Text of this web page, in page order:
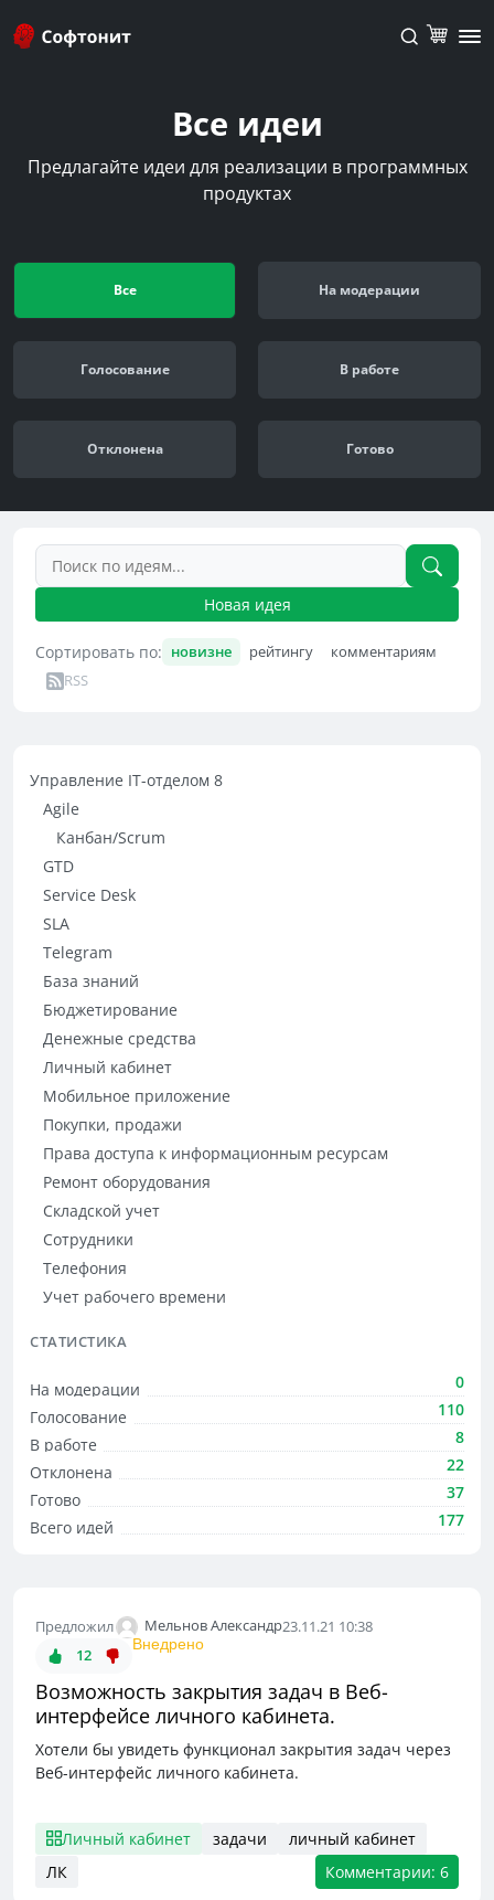
Все идеи
Предлагайте идеи для реализации в программных
продуктах
Все На модерации
Голосование В работе
Отклонена Готово
Новая идея
Сортировать по: новизне рейтингу
комментариям
RSS
Управление IT-отделом 8
Agile
Канбан/Scrum
GTD
Service Desk
SLA
Telegram
База знаний
Бюджетирование
Денежные средства
Личный кабинет
Мобильное приложение
Покупки, продажи
Права доступа к информационным ресурсам
Ремонт оборудования
Складской учет
Сотрудники
Телефония
Учет рабочего времени
СТАТИСТИКА
На модерации
0
Голосование
110
В работе
8
Отклонена
22
Готово
37
Всего идей
177
Предложил Мельнов Александр23.11.21 10:38
12
Внедрено
Возможность закрытия задач в Веб-
интерфейсе личного кабинета.
Хотели бы увидеть функционал закрытия задач через
Веб-интерфейс личного кабинета.
Личный кабинет задачи
личный кабинет
ЛК
Комментарии: 6